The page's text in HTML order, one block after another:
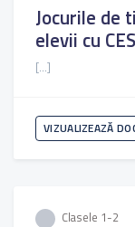
Jocurile de
elevii cu CES
[...]
VIZUALIZEAZĂ
Clasele 1-2